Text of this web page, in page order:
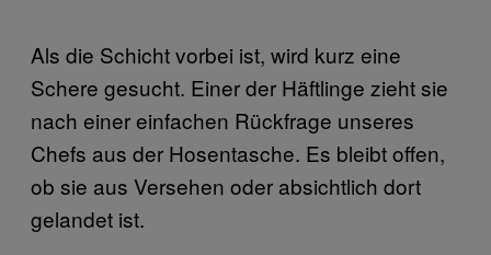
Als die Schicht vorbei ist, wird kurz eine
Schere gesucht. Einer der Häftlinge zieht sie
nach einer einfachen Rückfrage unseres
Chefs aus der Hosentasche. Es bleibt offen,
ob sie aus Versehen oder absichtlich dort
gelandet ist.